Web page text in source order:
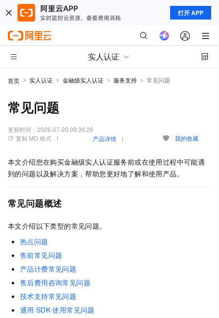
打开 APP
实人认证
首页 实人认证 金融级实人认证 服务支持 常见问题
常见问题
更新时间： 2026-07-20 09:36:26
复制 MD 格式
产品详情 我的收藏
本文介绍您在购买金融级实人认证服务前或在使用过程中可能遇
到的问题以及解决方案，帮助您更好地了解和使用产品。
常见问题概述
本文介绍以下类型的常见问题。
热点问题
售前常见问题
产品计费常见问题
售后费用咨询常见问题
技术支持常见问题
通用 SDK 使用常见问题